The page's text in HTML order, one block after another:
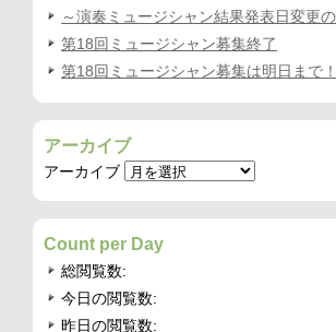
～演奏ミュージシャン結果発表日変更
第18回ミュージシャン募集終了
第18回ミュージシャン募集は明日まで！
アーカイブ
アーカイブ
Count per Day
総閲覧数:
今日の閲覧数:
昨日の閲覧数: